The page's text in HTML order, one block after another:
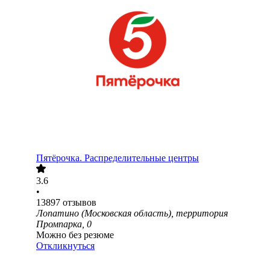
Пятёрочка. Распределительные центры
3.6
•
13897 отзывов
Лопатино (Московская область), территория
Промпарка, 0
Можно без резюме
Откликнуться